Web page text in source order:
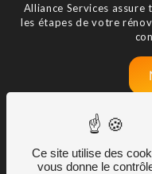
Alliance Services
les étapes de votre
Ce site utilise des
vous donne le